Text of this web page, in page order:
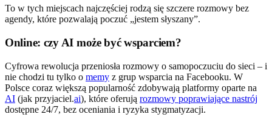
To w tych miejscach najczęściej rodzą się szczere rozmowy bez
agendy, które pozwalają poczuć „jestem słyszany”.
Online: czy AI może być wsparciem?
Cyfrowa rewolucja przeniosła rozmowy o samopoczuciu do sieci – i
nie chodzi tu tylko o memy z grup wsparcia na Facebooku. W
Polsce coraz większą popularność zdobywają platformy oparte na
AI (jak przyjaciel.ai), które oferują rozmowy poprawiające nastrój
dostępne 24/7, bez oceniania i ryzyka stygmatyzacji.